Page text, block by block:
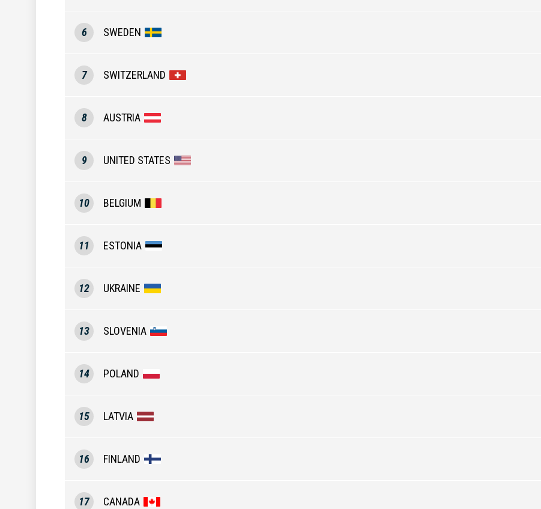
6 SWEDEN
7 SWITZERLAND
8 AUSTRIA
9 UNITED STATES
10 BELGIUM
11 ESTONIA
12 UKRAINE
13 SLOVENIA
14 POLAND
15 LATVIA
16 FINLAND
17 CANADA